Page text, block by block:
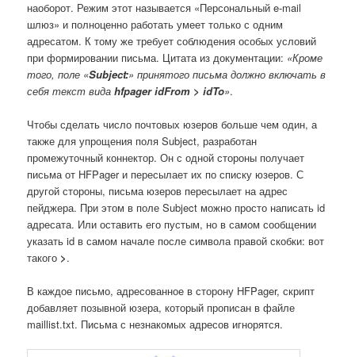
наоборот. Режим этот называется «Персональный e-mail
шлюз» и полноценно работать умеет только с одним
адресатом. К тому же требует соблюдения особых условий
при формировании письма. Цитата из документации: «Кроме
того, поле «Subject:» принятого письма должно включать в
себя текст видаhfpager idFrom > idTo».
Чтобы сделать число почтовых юзеров больше чем один, а
также для упрощения поля Subject, разработан
промежуточный коннектор. Он с одной стороны получает
письма от HFPager и пересылает их по списку юзеров. С
другой стороны, письма юзеров пересылает на адрес
пейджера. При этом в поле Subject можно просто написать id
адресата. Или оставить его пустым, но в самом сообщении
указать id в самом начале после символа правой скобки: вот
такого >.
В каждое письмо, адресованное в сторону HFPager, скрипт
добавляет позывной юзера, который прописан в файле
maillist.txt. Письма с незнакомых адресов игнорятся.